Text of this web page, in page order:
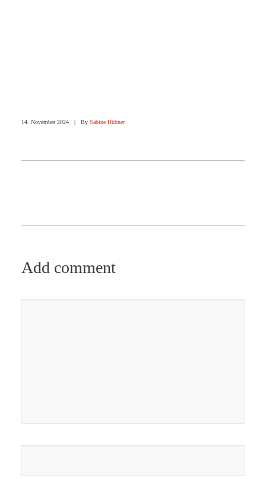
14. November 2024 | By Sabine Hübner
Add comment